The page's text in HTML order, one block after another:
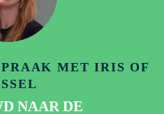
MET IRIS OF
NAAR DE